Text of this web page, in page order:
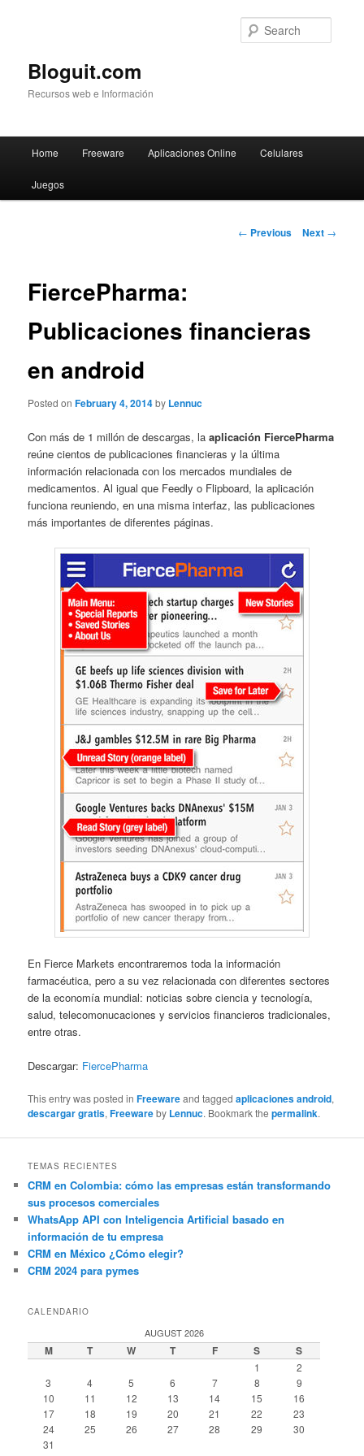
Bloguit.com
Recursos web e Información
Skip
to
Home Freeware Aplicaciones Online Celulares
Juegos
Post
← Previous Next →
FiercePharma:
Publicaciones financieras
en android
Posted onFebruary 4, 2014by Lennuc
Con más de 1 millón de descargas, laaplicación FiercePharma
reúne cientos de publicaciones financieras y la última
información relacionada con los mercados mundiales de
medicamentos. Al igual que Feedly o Flipboard, la aplicación
funciona reuniendo, en una misma interfaz, las publicaciones
más importantes de diferentes páginas.
En Fierce Markets encontraremos toda la información
farmacéutica, pero a su vez relacionada con diferentes sectores
de la economía mundial: noticias sobre ciencia y tecnología,
salud, telecomonucaciones y servicios financieros tradicionales,
entre otras.
Descargar: FiercePharma
This entry was posted inFreewareand taggedaplicaciones android,
descargar gratis,Freewareby Lennuc. Bookmark thepermalink.
TEMAS RECIENTES
CRM en Colombia: cómo las empresas están transformando
sus procesos comerciales
WhatsApp API con Inteligencia Artificial basado en
información de tu empresa
CRM en México ¿Cómo elegir?
CRM 2024 para pymes
CALENDARIO
AUGUST 2026
M T W T F S S
1
2
3
4 5 6 7 8
9
10
11 12 13 14 15
16
17
18 19 20 21 22
23
24
25 26 27 28 29
30
31